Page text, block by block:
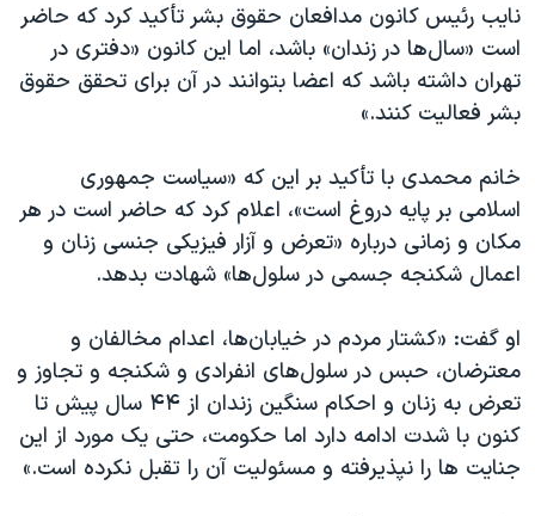
نایب رئیس کانون مدافعان حقوق بشر تأکید کرد که حاضر
است «سال‌ها در زندان» باشد، اما این کانون «دفتری در
تهران داشته باشد که اعضا بتوانند در آن برای تحقق حقوق
بشر فعالیت کنند.»
خانم محمدی با تأکید بر این که «سیاست جمهوری
اسلامی بر پایه دروغ است»، اعلام کرد که حاضر است در هر
مکان و زمانی درباره «تعرض و آزار فیزیکی جنسی زنان و
اعمال شکنجه جسمی در سلول‌ها» شهادت بدهد.
او گفت: «کشتار مردم در خیابان‌ها، اعدام مخالفان و
معترضان، حبس در سلول‌های انفرادی و شکنجه و تجاوز و
تعرض به زنان و احکام سنگین زندان از ۴۴ سال پیش تا
کنون با شدت ادامه دارد اما حکومت، حتی یک مورد از این
جنایت ها را نپذیرفته و مسئولیت آن را تقبل نکرده است.»